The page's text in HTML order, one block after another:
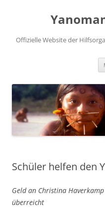
Offizielle Website der
Schüler helfen den
Geld an Christina Haverkamp
überreicht